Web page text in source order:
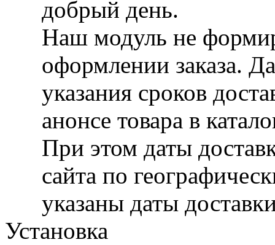
добрый день.
Наш модуль не
оформлении заказа.
указания сроков
анонсе товара в
При этом даты
сайта по
указаны даты
Установка